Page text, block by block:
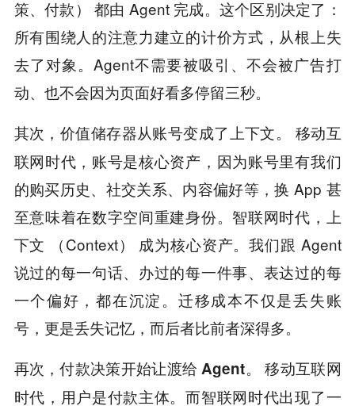
策、付款） 都由 Agent 完成。这个区别决定了：
所有围绕人的注意力建立的计价方式，从根上失
去了对象。Agent不需要被吸引、不会被广告打
动、也不会因为页面好看多停留三秒。
其次，价值储存器从账号变成了上下文。
移动互
联网时代，账号是核心资产，因为账号里有我们
的购买历史、社交关系、内容偏好等，换 App 甚
至意味着在数字空间重建身份。智联网时代，上
下文 （Context） 成为核心资产。我们跟 Agent
说过的每一句话、办过的每一件事、表达过的每
一个偏好，都在沉淀。迁移成本不仅是丢失账
号，更是丢失记忆，而后者比前者深得多。
再次，付款决策开始让渡给 Agent。移动互联网
时代，用户是付款主体。而智联网时代出现了一